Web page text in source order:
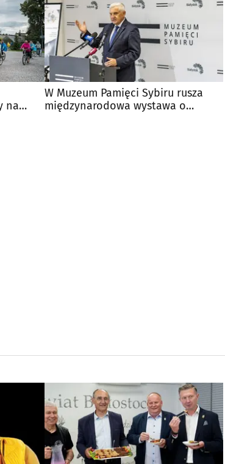
na
W Muzeum Pamięci Sybiru rusza
międzynarodowa wystawa o